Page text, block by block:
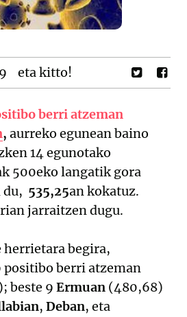
eta kitto!
berri atzeman
, aurreko egunean baino
14 egunotako
500eko langatik gora
535,25an kokatuz.
jarraitzen dugu.
herrietara begira,
positibo berri atzeman
beste 9 Ermuan (480,68)
, Deban, eta